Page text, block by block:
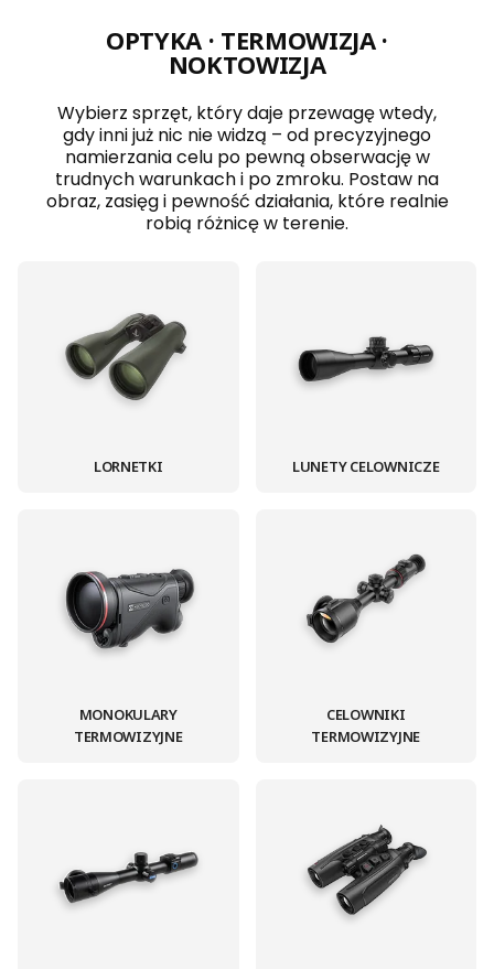
OPTYKA · TERMOWIZJA ·
NOKTOWIZJA
Wybierz sprzęt, który daje przewagę wtedy,
gdy inni już nic nie widzą – od precyzyjnego
namierzania celu po pewną obserwację w
trudnych warunkach i po zmroku. Postaw na
obraz, zasięg i pewność działania, które realnie
robią różnicę w terenie.
LORNETKI LUNETY CELOWNICZE
MONOKULARY
TERMOWIZYJNE
CELOWNIKI
TERMOWIZYJNE